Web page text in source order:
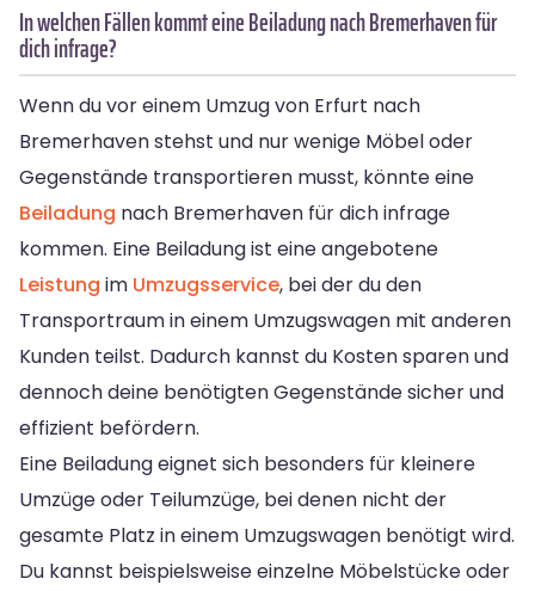
In welchen Fällen kommt eine Beiladung nach Bremerhaven für
dich infrage?
Wenn du vor einem Umzug von Erfurt nach
Bremerhaven stehst und nur wenige Möbel oder
Gegenstände transportieren musst, könnte eine
Beiladung nach Bremerhaven für dich infrage
kommen. Eine Beiladung ist eine angebotene
Leistung im Umzugsservice, bei der du den
Transportraum in einem Umzugswagen mit anderen
Kunden teilst. Dadurch kannst du Kosten sparen und
dennoch deine benötigten Gegenstände sicher und
effizient befördern.
Eine Beiladung eignet sich besonders für kleinere
Umzüge oder Teilumzüge, bei denen nicht der
gesamte Platz in einem Umzugswagen benötigt wird.
Du kannst beispielsweise einzelne Möbelstücke oder